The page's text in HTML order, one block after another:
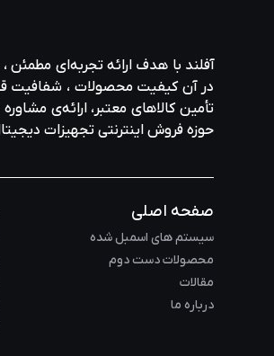
آفلند با هدف ارائه‌ تجربه‌ای
در آن کیفیت محصولات ، شفافیت
تأمین کالاهای معتبر، ارائه‌ی
حوزه‌ فروش اینترنتی تجهیزات
صفحه اصلی
سیستم های اسمبل شده
محصولات دست دوم
مقالات
درباره ما